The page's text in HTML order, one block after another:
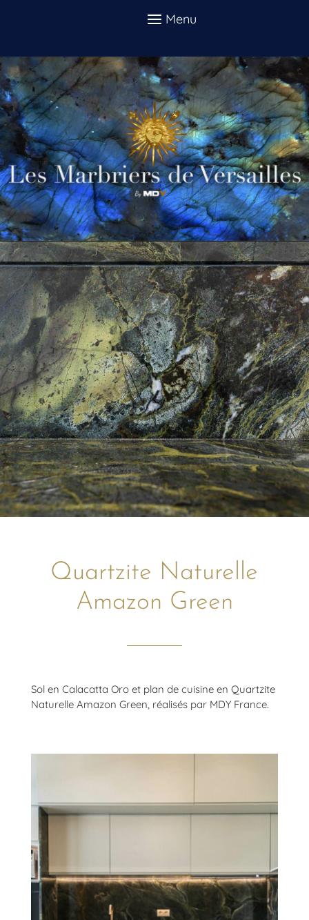
Quartzite Naturelle
Amazon Green
Sol en Calacatta Oro et plan de cuisine en Quartzite
Naturelle Amazon Green, réalisés par MDY France.